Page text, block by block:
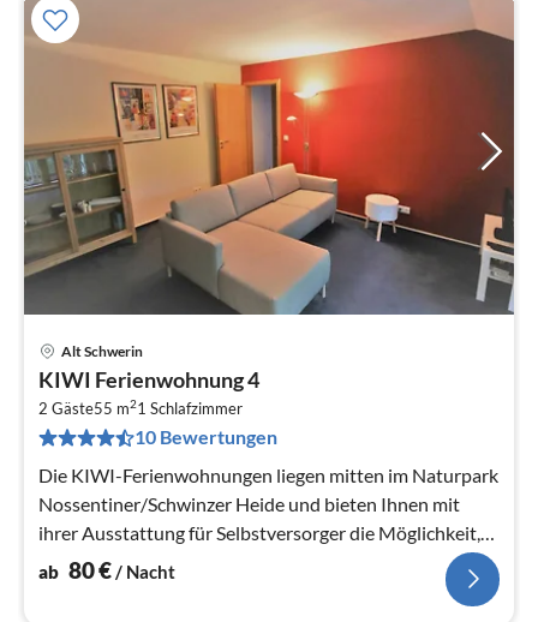
Alt Schwerin
KIWI Ferienwohnung 4
2 Gäste55 m21 Schlafzimmer
10 Bewertungen
Die KIWI-Ferienwohnungen liegen mitten im Naturpark
Nossentiner/Schwinzer Heide und bieten Ihnen mit
ihrer Ausstattung für Selbstversorger die Möglichkeit,
den Urlaub unabhängig...
ab 80€/ Nacht